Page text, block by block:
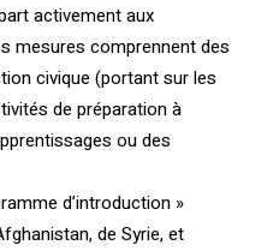
activement aux
mesures comprennent des
civique (portant sur les
de préparation à
ou des
d’introduction »
de Syrie, et